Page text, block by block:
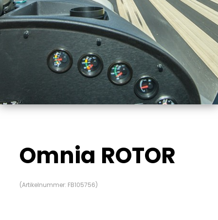
Omnia ROTOR
(Artikelnummer: FB105756)